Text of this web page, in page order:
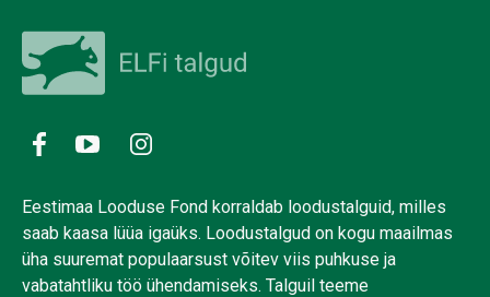
Eestimaa Looduse Fond korraldab loodustalguid, milles
saab kaasa lüüa igaüks. Loodustalgud on kogu maailmas
üha suuremat populaarsust võitev viis puhkuse ja
vabatahtliku töö ühendamiseks. Talguil teeme